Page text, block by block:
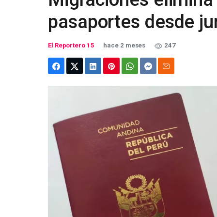
pasaportes desde
El Reportero 15 hace 2 meses 247